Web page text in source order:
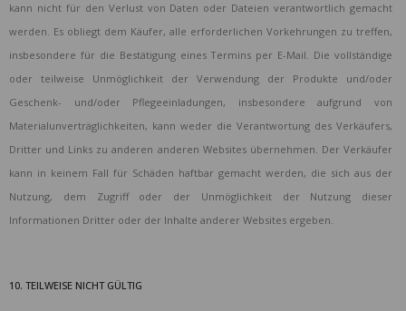
kann nicht für den Verlust von Daten oder Dateien verantwortlich gemacht
werden. Es obliegt dem Käufer, alle erforderlichen Vorkehrungen zu treffen,
insbesondere für die Bestätigung eines Termins per E-Mail. Die vollständige
oder teilweise Unmöglichkeit der Verwendung der Produkte und/oder
Geschenk- und/oder Pflegeeinladungen, insbesondere aufgrund von
Materialunverträglichkeiten, kann weder die Verantwortung des Verkäufers,
Dritter und Links zu anderen anderen Websites übernehmen. Der Verkäufer
kann in keinem Fall für Schäden haftbar gemacht werden, die sich aus der
Nutzung, dem Zugriff oder der Unmöglichkeit der Nutzung dieser
Informationen Dritter oder der Inhalte anderer Websites ergeben.
10. TEILWEISE NICHT GÜLTIG